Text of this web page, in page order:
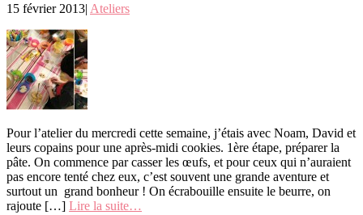
15 février 2013| Ateliers
Pour l’atelier du mercredi cette semaine, j’étais avec Noam, David et
leurs copains pour une après-midi cookies. 1ère étape, préparer la
pâte. On commence par casser les œufs, et pour ceux qui n’auraient
pas encore tenté chez eux, c’est souvent une grande aventure et
surtout un grand bonheur ! On écrabouille ensuite le beurre, on
rajoute […] Lire la suite…